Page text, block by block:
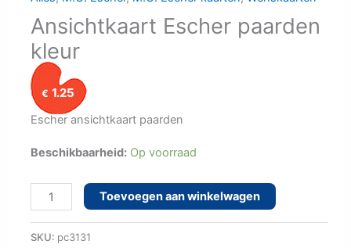
Ansichtkaart Escher paarden
kleur
€ 1.25
Escher ansichtkaart paarden
Beschikbaarheid: Op voorraad
Ansichtkaart
Escher
paarden
Toevoegen aan winkelwagen
SKU: pc3131